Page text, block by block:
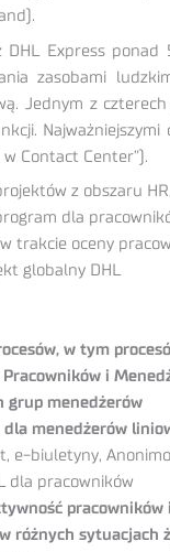
Express
zasobami
Jednym z
w Contact Center”).
z obszaru
dla
trakcie oceny
globalny DHL
w tym
i
grup menedżerów
menedżerów
e-biuletyny,
dla pracowników
różnych sytuacjach